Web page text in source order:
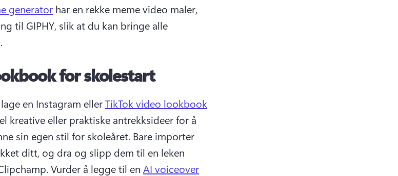
generator har en rekke meme video maler,
til GIPHY, slik at du kan bringe alle
for skolestart
en Instagram eller TikTok video lookbook
kreative eller praktiske antrekksideer for å
sin egen stil for skoleåret. Bare importer
ditt, og dra og slipp dem til en leken
Vurder å legge til en AI voiceover